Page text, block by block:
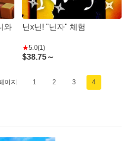
와
닌x닌! "닌자" 체험
5.0(1)
$38.75～
이지 1 2 3 4